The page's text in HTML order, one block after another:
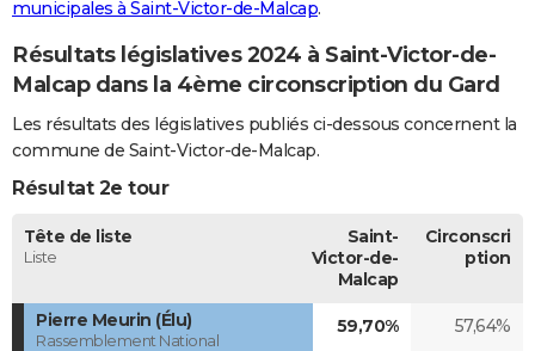
FORUM
Bricolage
Lifestyle
Culture
Sport
Auto
Television
Voyage
Cinema
municipales à Saint-Victor-de-Malcap.
Résultats législatives 2024 à Saint-Victor-de-
Malcap dans la 4ème circonscription du Gard
Les résultats des législatives publiés ci-dessous concernent la
commune de Saint-Victor-de-Malcap.
Résultat 2e tour
Tête de liste
Liste
Saint-
Victor-de-
Malcap
Circonscri
ption
Pierre Meurin (Élu)
Rassemblement National
59,70% 57,64%